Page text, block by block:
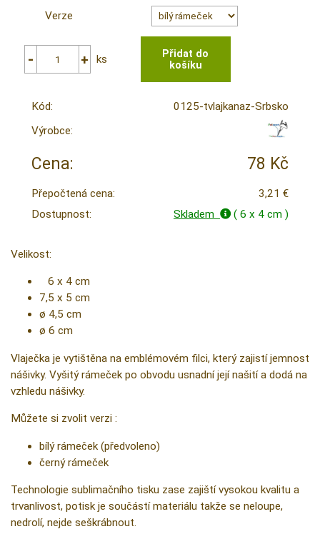
Verze
ks
Kód:
0125-tvlajkanaz-Srbsko
Výrobce:
Cena: 78 Kč
Přepočtená cena:
3,21 €
Dostupnost:
Skladem ( 6 x 4 cm )
Velikost:
6 x 4 cm
7,5 x 5 cm
ø 4,5 cm
ø 6 cm
Vlaječka je vytištěna na emblémovém filci, který zajistí jemnost
nášivky. Vyšitý rámeček po obvodu usnadní její našití a dodá na
vzhledu nášivky.
Můžete si zvolit verzi :
bílý rámeček (předvoleno)
černý rámeček
Technologie sublimačního tisku zase zajiští vysokou kvalitu a
trvanlivost, potisk je součástí materiálu takže se neloupe,
nedrolí, nejde seškrábnout.